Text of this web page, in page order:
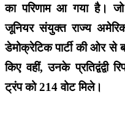
का परिणाम आ गया है।
जूनियर संयुक्त राज्य
डेमोक्रेटिक पार्टी की ओर से
किए वहीं, उनके प्रतिद्वंद्वी
ट्रंप को 214 वोट मिले।